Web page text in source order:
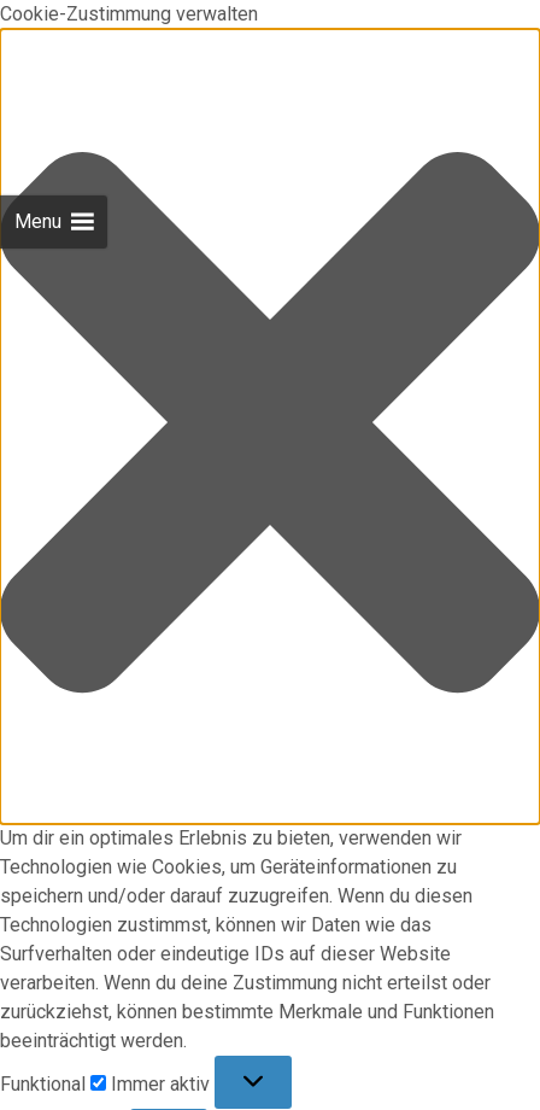
Cookie-Zustimmung verwalten
Um dir ein optimales Erlebnis zu bieten, verwenden wir
Technologien wie Cookies, um Geräteinformationen zu
speichern und/oder darauf zuzugreifen. Wenn du diesen
Technologien zustimmst, können wir Daten wie das
Surfverhalten oder eindeutige IDs auf dieser Website
verarbeiten. Wenn du deine Zustimmung nicht erteilst oder
zurückziehst, können bestimmte Merkmale und Funktionen
beeinträchtigt werden.
Funktional
Immer aktiv
Menu